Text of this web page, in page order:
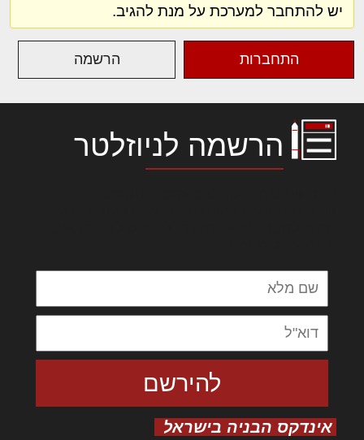
יש להתחבר למערכת על מנת להגיב.
התחברות הרשמה
הרשמה לניוזלטר
אינדקס הבניה בישראל